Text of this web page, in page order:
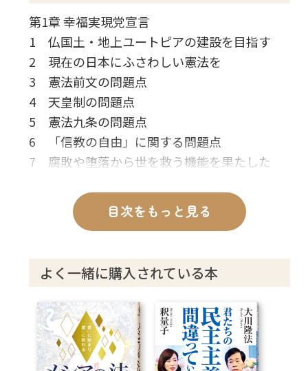
第1章 幸福実現党宣言
1 仏国土・地上ユートピアの建設を目指す
2 現在の日本にふさわしい憲法を
3 憲法前文の問題点
4 天皇制の問題点
5 憲法九条の問題点
6 「信教の自由」に関する問題点
7 腐敗や堕落から世を救う機能を果たした
8 宗教と政治は補完し合うべきである
1 この国に必要な「理念」とは
2 憲法は何を守ろうとしているのか
3 裁判員制度がはらむ危険性とは
4 「信教の自由」の解釈について
5 「言論・出版の自由」と「名誉毀損」の問
題
目次をもっと見る
よく一緒に購入されている本